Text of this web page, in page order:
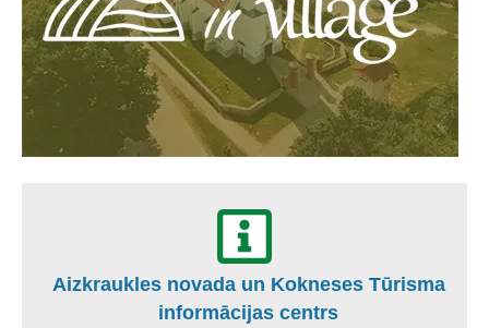
Aizkraukles novada un Kokneses Tūrisma
informācijas centrs